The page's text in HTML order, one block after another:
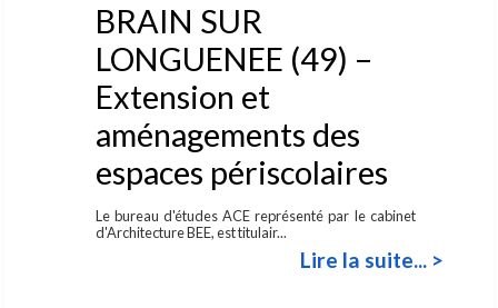
BRAIN SUR
LONGUENEE (49) –
Extension et
aménagements des
espaces périscolaires
Le bureau d'études ACE représenté par le cabinet
d'Architecture BEE, est titulair...
Lire la suite... >